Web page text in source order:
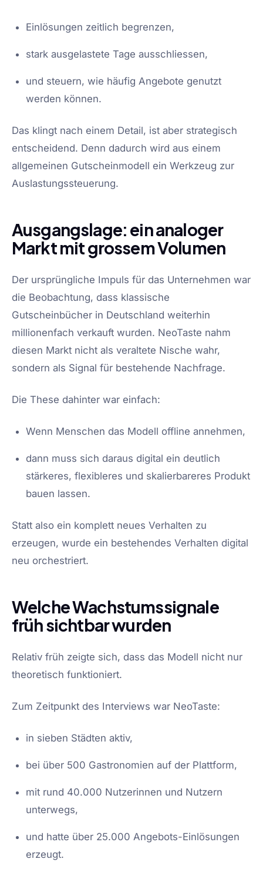
Einlösungen zeitlich begrenzen,
stark ausgelastete Tage ausschliessen,
und steuern, wie häufig Angebote genutzt
werden können.
Das klingt nach einem Detail, ist aber strategisch
entscheidend. Denn dadurch wird aus einem
allgemeinen Gutscheinmodell ein Werkzeug zur
Auslastungssteuerung.
Ausgangslage: ein analoger
Markt mit grossem Volumen
Der ursprüngliche Impuls für das Unternehmen war
die Beobachtung, dass klassische
Gutscheinbücher in Deutschland weiterhin
millionenfach verkauft wurden. NeoTaste nahm
diesen Markt nicht als veraltete Nische wahr,
sondern als Signal für bestehende Nachfrage.
Die These dahinter war einfach:
Wenn Menschen das Modell offline annehmen,
dann muss sich daraus digital ein deutlich
stärkeres, flexibleres und skalierbareres Produkt
bauen lassen.
Statt also ein komplett neues Verhalten zu
erzeugen, wurde ein bestehendes Verhalten digital
neu orchestriert.
Welche Wachstumssignale
früh sichtbar wurden
Relativ früh zeigte sich, dass das Modell nicht nur
theoretisch funktioniert.
Zum Zeitpunkt des Interviews war NeoTaste:
in sieben Städten aktiv,
bei über 500 Gastronomien auf der Plattform,
mit rund 40.000 Nutzerinnen und Nutzern
unterwegs,
und hatte über 25.000 Angebots-Einlösungen
erzeugt.